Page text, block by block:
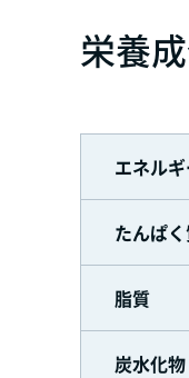
栄養
エネル
たんぱ
脂質
炭水化物